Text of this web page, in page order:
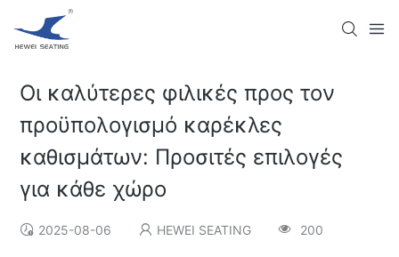
Οι καλύτερες φιλικές προς τον
προϋπολογισμό καρέκλες
καθισμάτων: Προσιτές επιλογές
για κάθε χώρο
2025-08-06 HEWEI SEATING 200